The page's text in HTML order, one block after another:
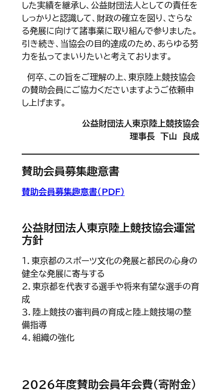
した実績を継承し、公益財団法人としての責任を
しっかりと認識して、財政の確立を図り、さらな
る発展に向けて諸事業に取り組んで参りました。
引き続き、当協会の目的達成のため、あらゆる努
力を払ってまいりたいと考えております。
何卒、この旨をご理解の上、東京陸上競技協会
の賛助会員にご協力くださいますようご依頼申
し上げます。
公益財団法人東京陸上競技協会
理事長 下山 良成
賛助会員募集趣意書
賛助会員募集趣意書（PDF）
公益財団法人東京陸上競技協会運営
方針
１．東京都のスポーツ文化の発展と都民の心身の
健全な発展に寄与する
２．東京都を代表する選手や将来有望な選手の育
成
３．陸上競技の審判員の育成と陸上競技場の整
備指導
４．組織の強化
202６年度賛助会員年会費（寄附金）